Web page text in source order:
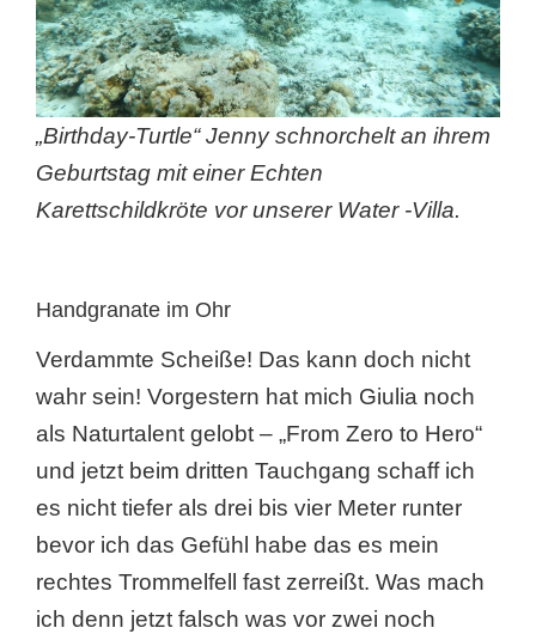
„Birthday-Turtle“ Jenny schnorchelt an ihrem
Geburtstag mit einer Echten
Karettschildkröte vor unserer Water -Villa.
Handgranate im Ohr
Verdammte Scheiße! Das kann doch nicht
wahr sein! Vorgestern hat mich Giulia noch
als Naturtalent gelobt – „From Zero to Hero“
und jetzt beim dritten Tauchgang schaff ich
es nicht tiefer als drei bis vier Meter runter
bevor ich das Gefühl habe das es mein
rechtes Trommelfell fast zerreißt. Was mach
ich denn jetzt falsch was vor zwei noch